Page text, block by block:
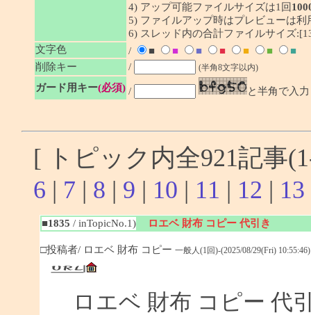
4) アップ可能ファイルサイズは1回
5) ファイルアップ時はプレビューは利
6) スレッド内の合計ファイルサイズ
文字色
/ ■ ■ ■ ■ ■ ■
■
削除キー
/ (半角8文字以内)
ガード用キー(必須) / と半角で入力
[ トピック内全921記
6 | 7 | 8 | 9 | 10 | 11 | 12 | 13
■1835 / inTopicNo.1) ロエベ 財布 コピー 代引き
□投稿者/ ロエベ 財布 コピー 一般人(1回)-(2025/08/29(Fri) 10:55:46)
ロエベ 財布 コピー 代